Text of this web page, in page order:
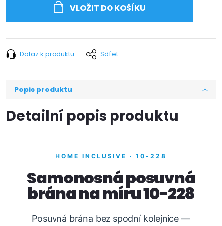
VLOŽIT DO KOŠÍKU
Dotaz k produktu Sdílet
Popis produktu
Detailní popis produktu
HOME INCLUSIVE · 10-228
Samonosná posuvná
brána na míru 10-228
Posuvná brána bez spodní kolejnice —